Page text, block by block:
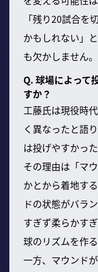
「残り20試合を
かもしれない」
も欠かしません。
Q. 球場によって
すか？
工藤氏は現役時
く異なったと語
は投げやすかった
その理由は「マ
かとから着地す
ドの状態がバラ
すぎず柔らかす
球のリズムを作
一方、マウンド